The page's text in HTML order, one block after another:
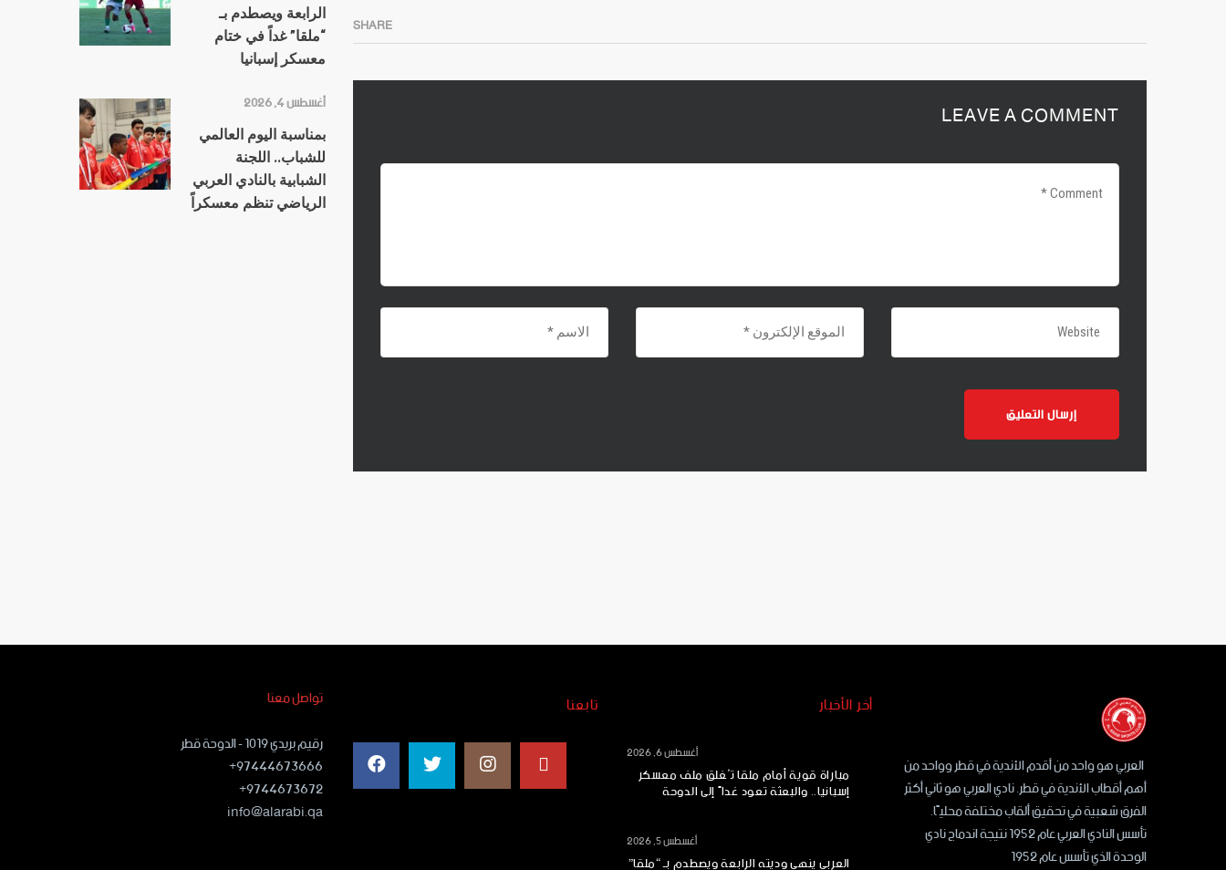
SHARE
LEAVE A COMMENT
الرابعة ويصطدم بـ
“ملقا” غداً في ختام
معسكر إسبانيا
أغسطس 4, 2026
بمناسبة اليوم العالمي
للشباب.. اللجنة
الشبابية بالنادي العربي
الرياضي تنظم معسكراً
تواصل معنا
رقيم بريدي ١٠١٩ - الدوحة قطر
97444673666+
9744673672+
info@alarabi.qa
تابعنا أخر الأخبار
مباراة قوية أمام ملقا تُغلق ملف معسكر
إسبانيا.. والبعثة تعود غداً إلى الدوحة
أغسطس 6, 2026
أغسطس 5, 2026
العربي هو واحد من أقدم الأندية في قطر وواحد من
أهم أقطاب الأندية في قطر. نادي العربي هو ثاني أكثر
الفرق شعبية في تحقيق ألقاب مختلفة محليًا.
تأسس النادي العربي عام 1952 نتيجة اندماج نادي
الوحدة الذي تأسس عام 1952